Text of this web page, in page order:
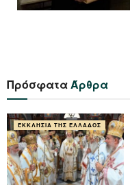
Πρόσφατα Άρθρα
ΕΚΚΛΗΣΊΑ ΤΗΣ ΕΛΛΆΔΟΣ